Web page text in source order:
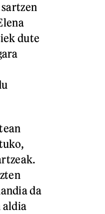
dute
da
aldia